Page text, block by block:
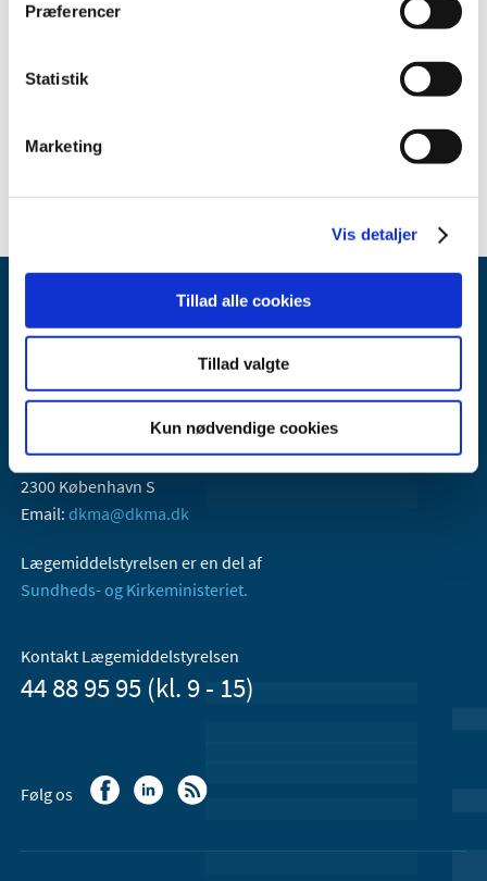
Præferencer
Statistik
Marketing
Vis detaljer
Tillad alle cookies
Tillad valgte
Kun nødvendige cookies
2018 (25)
2016 (19)
april (1)
Lægemiddelstyrelsen
Axel Heides Gade 1
2300 København S
Email: dkma@dkma.dk
Lægemiddelstyrelsen er en del af
Sundheds- og Kirkeministeriet.
Kontakt Lægemiddelstyrelsen
44 88 95 95 (kl. 9 - 15)
Følg os